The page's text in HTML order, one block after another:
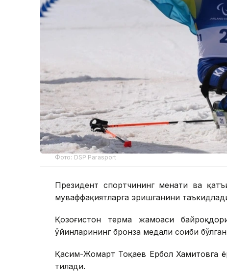
Фото: DSP Parasport
Президент спортчининг меҳнати ва
муваффақиятларга эришганини
Қозоғистон терма жамоаси
ўйинларининг бронза медали соҳиби
Қасим-Жомарт Тоқаев Ербол Хамитовга
тилади.